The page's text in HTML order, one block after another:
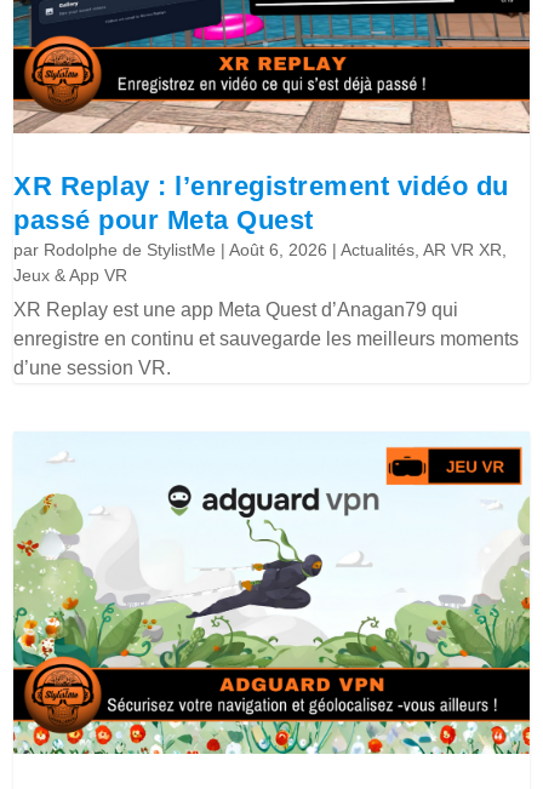
XR Replay : l’enregistrement vidéo du
passé pour Meta Quest
par Rodolphe de StylistMe |Août 6, 2026 |Actualités ,AR VR XR
Jeux & App VR
XR Replay est une app Meta Quest d’Anagan79 qui
enregistre en continu et sauvegarde les meilleurs moments
d’une session VR.